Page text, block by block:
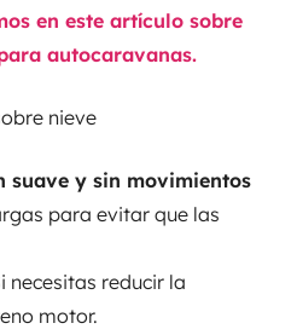
en este artículo sobre
autocaravanas.
nieve
suave y sin movimientos
para evitar que las
necesitas reducir la
motor.